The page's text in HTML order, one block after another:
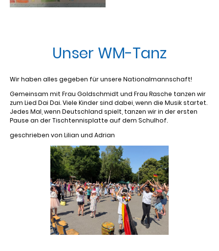
Unser WM-Tanz
Wir haben alles gegeben für unsere Nationalmannschaft!
Gemeinsam mit Frau Goldschmidt und Frau Rasche tanzen wir
zum Lied Dai Dai. Viele Kinder sind dabei, wenn die Musik startet.
Jedes Mal, wenn Deutschland spielt, tanzen wir in der ersten
Pause an der Tischtennisplatte auf dem Schulhof.
geschrieben von Lilian und Adrian